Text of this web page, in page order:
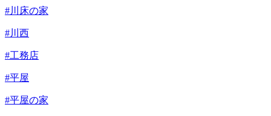
#川床の家
#川西
#工務店
#平屋
#平屋の家